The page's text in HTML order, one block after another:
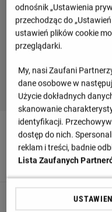
Aleksandr Ektov
Magkeev
odnośnik „Ustawienia
przechodząc do
ustawień plików cookie
przeglądarki.
My, nasi Zaufani
dane osobowe w
Użycie dokładnych
skanowanie
identyfikacji.
dostęp do nich.
reklam i treści,
Lista Zaufanych